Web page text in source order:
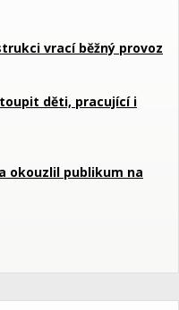
vrací běžný provoz
děti, pracující i
okouzlil publikum na